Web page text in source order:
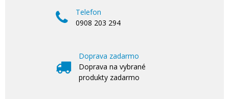
Telefon
0908 203 294
Doprava zadarmo
Doprava na vybrané
produkty zadarmo